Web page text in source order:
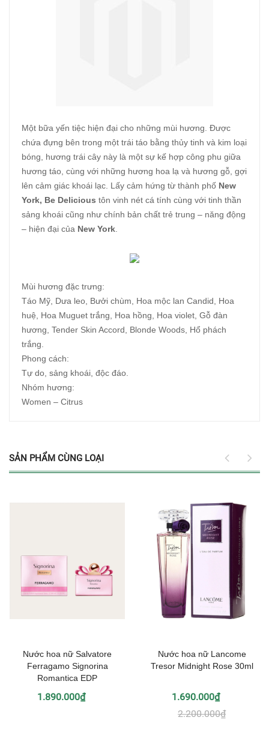
Một bữa yến tiệc hiện đại cho những mùi hương. Được
chứa đựng bên trong một trái táo bằng thủy tinh và kim loại
bóng, hương trái cây này là một sự kế hợp công phu giữa
hương táo, cùng với những hương hoa lạ và hương gỗ, gợi
lên cảm giác khoái lạc. Lấy cảm hứng từ thành phố New
York, Be Delicious tôn vinh nét cá tính cùng với tinh thần
sảng khoái cũng như chính bản chất trẻ trung – năng động
– hiện đại của New York
Mùi hương đặc trưng:
Táo Mỹ, Dưa leo, Bưởi chùm, Hoa mộc lan Candid, Hoa
huệ, Hoa Muguet trắng, Hoa hồng, Hoa violet, Gỗ đàn
hương, Tender Skin Accord, Blonde Woods, Hổ phách
trắng.
Phong cách:
Tự do, sảng khoái, độc đáo.
Nhóm hương:
Women – Citrus
SẢN PHẨM CÙNG LOẠI
Nước hoa nữ Salvatore
Ferragamo Signorina
Romantica EDP
1.890.000₫
Nước hoa nữ Lancome
Tresor Midnight Rose 30ml
1.690.000₫
2.200.000₫